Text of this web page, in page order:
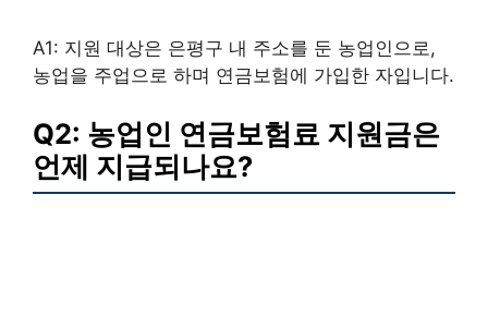
A1: 지원 대상은 은평구 내 주소를 둔 농업인으로,
농업을 주업으로 하며 연금보험에 가입한 자입니다.
Q2: 농업인 연금보험료 지원금은
언제 지급되나요?